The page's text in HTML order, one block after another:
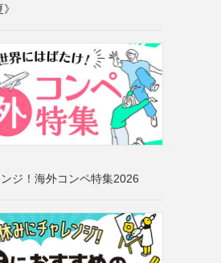
ジ！海外コンペ特集2026